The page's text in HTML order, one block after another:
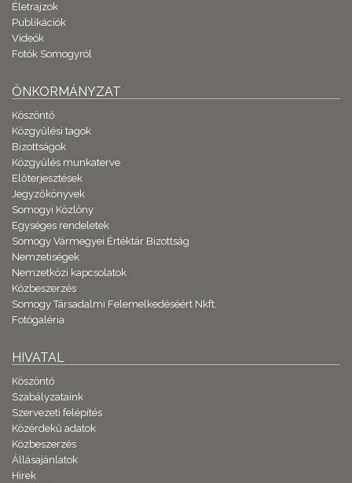
Életrajzok
Publikációk
Videók
Fotók Somogyról
ÖNKORMÁNYZAT
Köszöntő
Közgyűlési tagok
Bizottságok
Közgyűlés munkaterve
Előterjesztések
Jegyzőkönyvek
Somogyi Közlöny
Egységes rendeletek
Somogy Vármegyei Értéktár Bizottság
Nemzetiségek
Nemzetközi kapcsolatok
Közbeszerzés
Somogy Társadalmi Felemelkedéséért Nkft.
Fotógaléria
HIVATAL
Köszöntő
Szabályzataink
Szervezeti felépítés
Közérdekű adatok
Közbeszerzés
Állásajánlatok
Hírek